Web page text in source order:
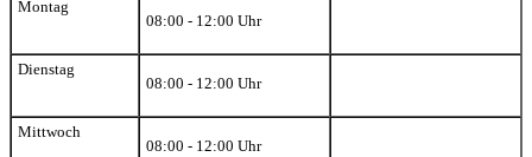
Montag
08:00 - 12:00 Uhr
Dienstag
08:00 - 12:00 Uhr
Mittwoch
08:00 - 12:00 Uhr